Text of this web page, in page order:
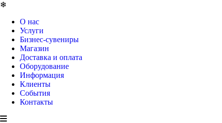
❄
О нас
Услуги
Бизнес-сувениры
Магазин
Доставка и оплата
Оборудование
Информация
Клиенты
События
Контакты